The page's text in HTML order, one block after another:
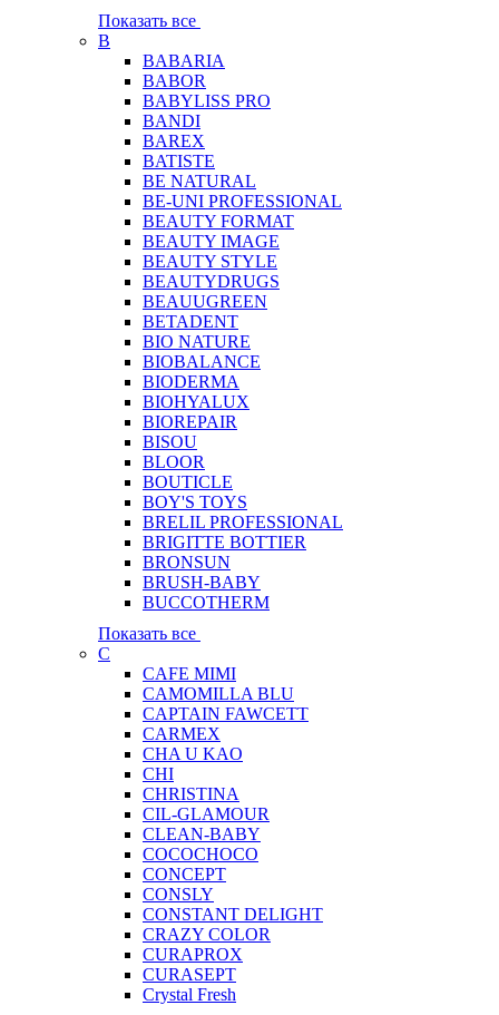
Показать все
B
BABARIA
BABOR
BABYLISS PRO
BANDI
BAREX
BATISTE
BE NATURAL
BE-UNI PROFESSIONAL
BEAUTY FORMAT
BEAUTY IMAGE
BEAUTY STYLE
BEAUTYDRUGS
BEAUUGREEN
BETADENT
BIO NATURE
BIOBALANCE
BIODERMA
BIOHYALUX
BIOREPAIR
BISOU
BLOOR
BOUTICLE
BOY'S TOYS
BRELIL PROFESSIONAL
BRIGITTE BOTTIER
BRONSUN
BRUSH-BABY
BUCCOTHERM
Показать все
C
CAFE MIMI
CAMOMILLA BLU
CAPTAIN FAWCETT
CARMEX
CHA U KAO
CHI
CHRISTINA
CIL-GLAMOUR
CLEAN-BABY
COCOCHOCO
CONCEPT
CONSLY
CONSTANT DELIGHT
CRAZY COLOR
CURAPROX
CURASEPT
Crystal Fresh